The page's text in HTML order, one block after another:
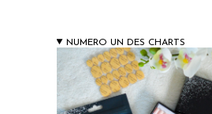
NUMERO UN DES CHARTS